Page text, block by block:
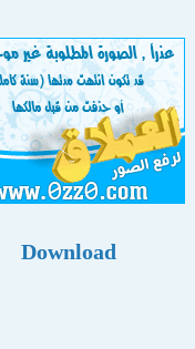
Download